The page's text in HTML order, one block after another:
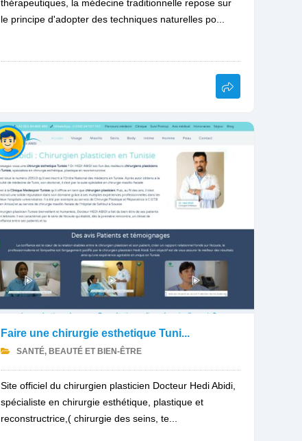
thérapeutiques, la médecine traditionnelle repose sur
le principe d'adopter des techniques naturelles po...
Faire une chirurgie esthetique Tuni...
SANTÉ, BEAUTÉ ET BIEN-ÊTRE
Site officiel du chirurgien plasticien Docteur Hedi Abidi,
spécialiste en chirurgie esthétique, plastique et
reconstructrice,( chirurgie des seins, te...